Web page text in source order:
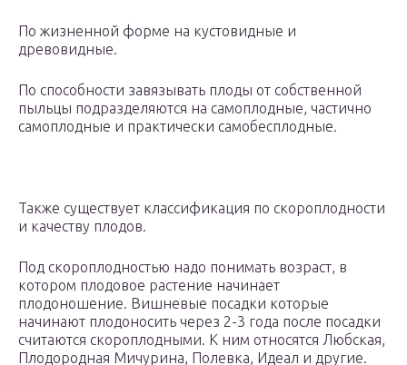
По жизненной форме на кустовидные и
древовидные.
По способности завязывать плоды от собственной
пыльцы подразделяются на самоплодные, частично
самоплодные и практически самобесплодные.
Также существует классификация по скороплодности
и качеству плодов.
Под скороплодностью надо понимать возраст, в
котором плодовое растение начинает
плодоношение. Вишневые посадки которые
начинают плодоносить через 2-3 года после посадки
считаются скороплодными. К ним относятся Любская,
Плодородная Мичурина, Полевка, Идеал и другие.